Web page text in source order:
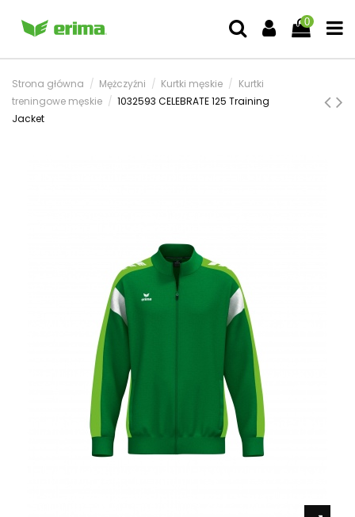
0
Strona główna Mężczyźni Kurtki męskie
Kurtki
treningowe męskie
1032593 CELEBRATE 125 Training
Jacket